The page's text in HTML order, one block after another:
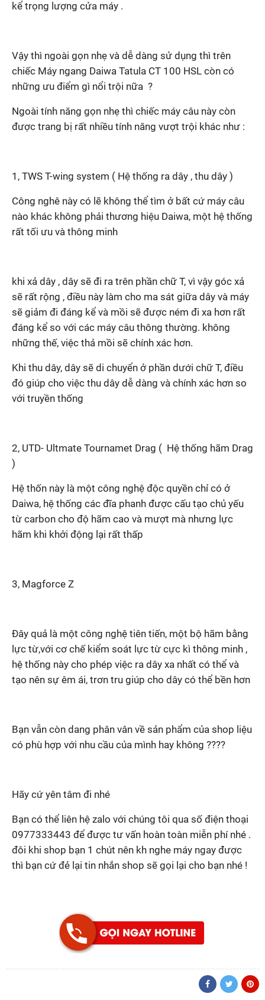
kể trọng lượng cửa máy .
Vậy thì ngoài gọn nhẹ và dễ dàng sử dụng thì trên
chiếc Máy ngang Daiwa Tatula CT 100 HSL còn có
những ưu điểm gì nổi trội nữa ?
Ngoài tính năng gọn nhẹ thì chiếc máy câu này còn
được trang bị rất nhiều tính năng vượt trội khác như :
1, TWS T-wing system ( Hệ thống ra dây , thu dây )
Công nghê này có lẽ không thể tìm ở bất cứ máy câu
nào khác không phải thương hiệu Daiwa, một hệ thống
rất tối ưu và thông minh
khi xả dây , dây sẽ đi ra trên phần chữ T, vì vậy góc xả
sẽ rất rộng , điều này làm cho ma sát giữa dây và máy
sẽ giảm đi đáng kể và mồi sẽ được ném đi xa hơn rất
đáng kể so với các máy câu thông thường. không
những thế, việc thả mồi sẽ chính xác hơn.
Khi thu dây, dây sẽ di chuyển ở phần dưới chữ T, điều
đó giúp cho việc thu dây dễ dàng và chính xác hơn so
với truyền thống
2, UTD- Ultmate Tournamet Drag ( Hệ thống hãm Drag
)
Hệ thốn này là một công nghệ độc quyền chỉ có ở
Daiwa, hệ thống các đĩa phanh được cấu tạo chủ yếu
từ carbon cho độ hãm cao và mượt mà nhưng lực
hãm khi khởi động lại rất thấp
3, Magforce Z
Đây quả là một công nghệ tiên tiến, một bộ hãm bằng
lực từ,với cơ chế kiểm soát lực từ cực kì thông minh ,
hệ thống này cho phép việc ra dây xa nhất có thể và
tạo nên sự êm ái, trơn tru giúp cho dây có thể bền hơn
Bạn vẫn còn dang phân vân về sản phẩm của shop liệu
có phù hợp với nhu cầu của mình hay không ????
Hãy cứ yên tâm đi nhé
Bạn có thể liên hệ zalo với chúng tôi qua số điện thoại
0977333443 để được tư vấn hoàn toàn miễn phí nhé .
đôi khi shop bạn 1 chút nên kh nghe máy ngay được
thì bạn cứ đẻ lại tin nhắn shop sẽ gọi lại cho bạn nhé !